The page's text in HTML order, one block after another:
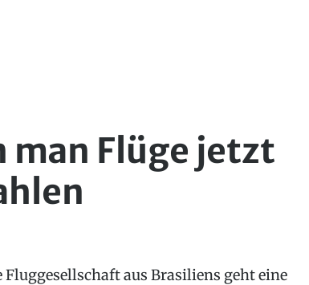
man Flüge jetzt
Fluggesellschaft aus Brasiliens geht eine